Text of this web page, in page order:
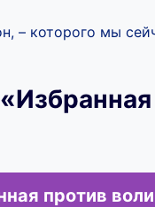
– которого мы
против